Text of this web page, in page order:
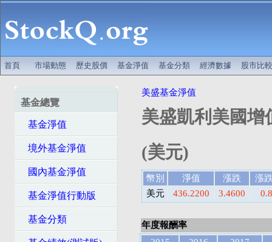
首頁 市場動態 歷史股價 基金淨值 基金分類 經濟數據 股市比較
基金總覽
基金淨值
境外基金淨值
國內基金淨值
基金淨值行動版
基金分類
美盛基金淨值
美盛凱利美國增
(美元)
幣別 淨值 漲跌
漲
美元
436.2200 3.4600
年度報酬率